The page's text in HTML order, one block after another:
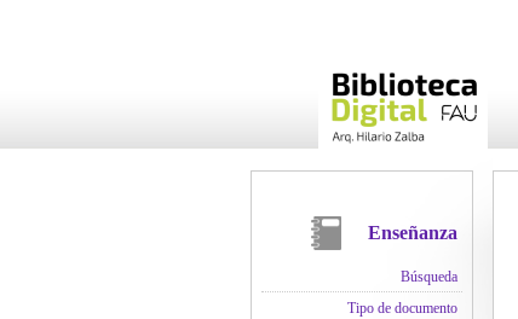
Enseñanza
Búsqueda
Tipo de documento